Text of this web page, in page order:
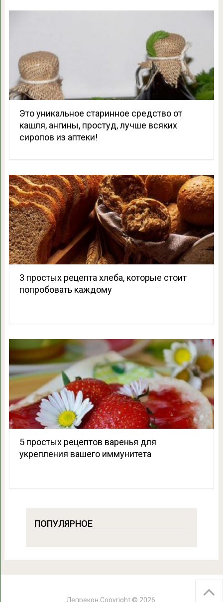
Это уникальное старинное средство от
кашля, ангины, простуд, лучше всяких
сиропов из аптеки!
3 простых рецепта хлеба, которые стоит
попробовать каждому
5 простых рецептов варенья для
укрепления вашего иммунитета
ПОПУЛЯРНОЕ
Лепрекон Copyright © 2026.